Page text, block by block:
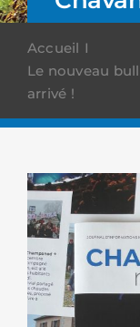
Accueil
Le nouveau
arrivé !